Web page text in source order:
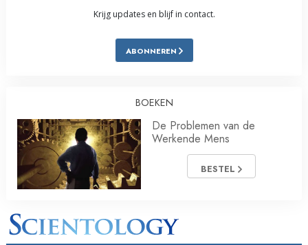
Krijg updates en blijf in contact.
ABONNEREN
BOEKEN
De Problemen van de
Werkende Mens
BESTEL